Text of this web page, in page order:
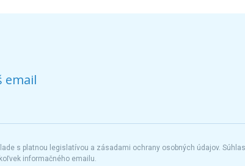
email
s platnou legislatívou a zásadami ochrany osobných údajov.
informačného emailu.